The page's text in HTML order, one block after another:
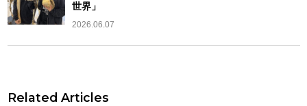
世界」
2026.06.07
Related Articles